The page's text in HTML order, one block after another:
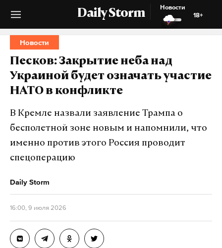
Daily Storm
Новости
18+
Новости
Песков: Закрытие неба над
Украиной будет означать участие
НАТО в конфликте
В Кремле назвали заявление Трампа о
бесполетной зоне новым и напомнили, что
именно против этого Россия проводит
спецоперацию
Daily Storm
16:00, 9 июля 2026